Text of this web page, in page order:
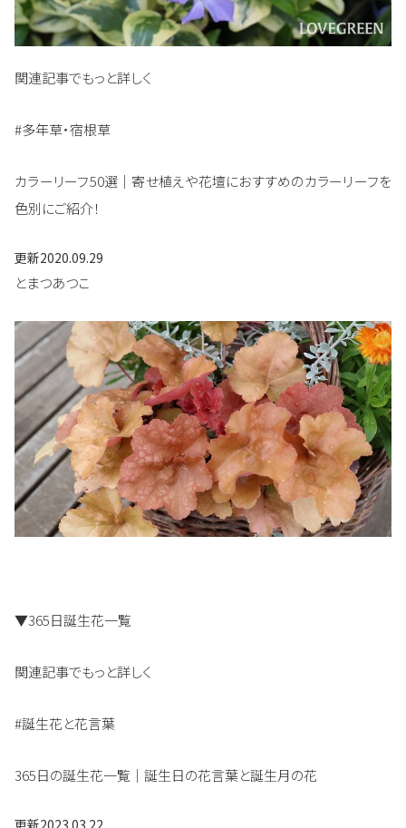
関連記事でもっと詳しく
#多年草・宿根草
カラーリーフ50選｜寄せ植えや花壇におすすめのカラーリーフを
色別にご紹介！
更新2020.09.29
とまつあつこ
▼365日誕生花一覧
関連記事でもっと詳しく
#誕生花と花言葉
365日の誕生花一覧｜誕生日の花言葉と誕生月の花